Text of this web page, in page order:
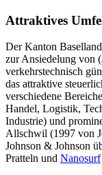
Attraktives
Der Kanton
zur Ansiedelung von
verkehrstechnisch
das attraktive
verschiedene
Handel, Logistik,
Industrie) und
Allschwil (1997 von
Johnson & Johnson
Pratteln und Nanosurf